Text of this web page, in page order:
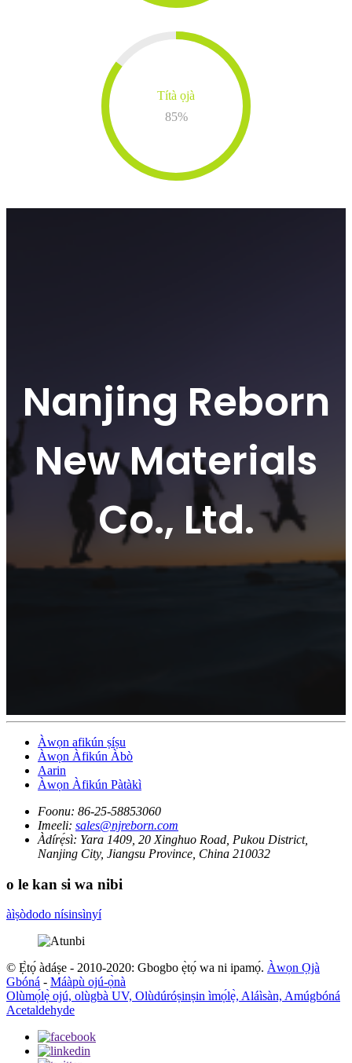
Títà ọjà
85%
Nanjing Reborn
New Materials
Co., Ltd.
Àwọn afikún ṣíṣu
Àwọn Àfikún Àbò
Aarin
Àwọn Àfikún Pàtàkì
Foonu: 86-25-58853060
Imeeli: sales@njreborn.com
Àdírẹ́sì: Yara 1409, 20 Xinghuo Road, Pukou District,
Nanjing City, Jiangsu Province, China 210032
o le kan si wa nibi
àìṣòdodo nísinsìnyí
© Ẹ̀tọ́ àdáṣe - 2010-2020: Gbogbo ẹ̀tọ́ wa ni ipamọ́. Àwọn Ọjà
Gbóná - Máàpù ojú-ọ̀nà
Olùmọ́lẹ̀ ojú, olùgbà UV, Olùdúróṣinṣin ìmọ́lẹ̀, Aláìsàn, Amúgbóná
Acetaldehyde